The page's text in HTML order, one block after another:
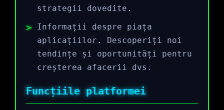
strategii dovedite.
Informații despre piața
aplicațiilor. Descoperiți noi
tendințe și oportunități pentru
creșterea afacerii dvs.
Funcțiile platformei